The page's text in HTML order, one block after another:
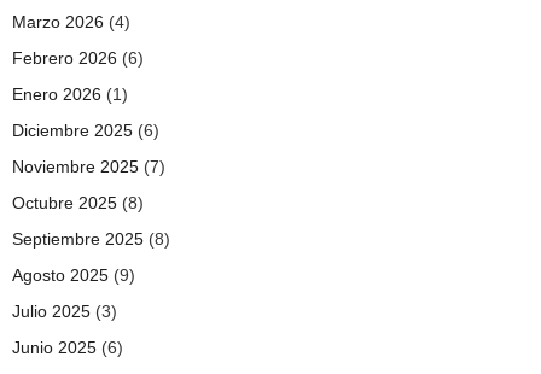
Marzo 2026 (4)
Febrero 2026 (6)
Enero 2026 (1)
Diciembre 2025 (6)
Noviembre 2025 (7)
Octubre 2025 (8)
Septiembre 2025 (8)
Agosto 2025 (9)
Julio 2025 (3)
Junio 2025 (6)